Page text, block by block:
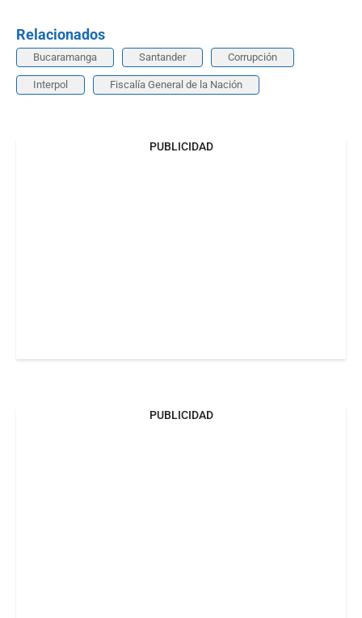
Relacionados
Bucaramanga Santander Corrupción
Interpol Fiscalía General de la Nación
PUBLICIDAD
PUBLICIDAD